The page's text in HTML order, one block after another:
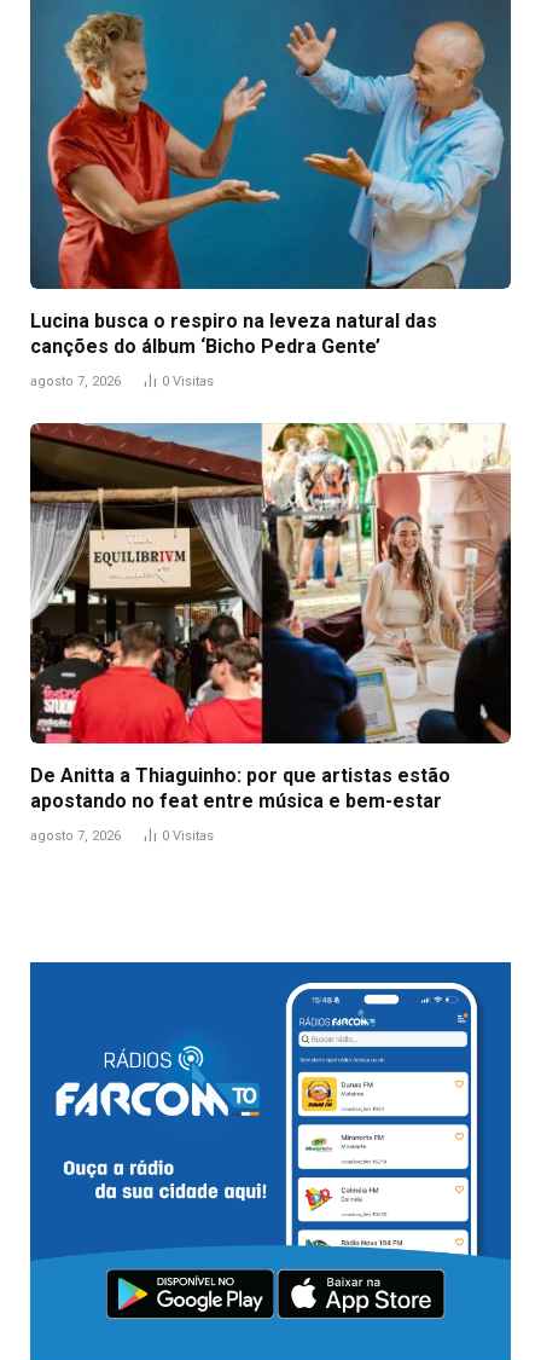
Lucina busca o respiro na leveza natural das
canções do álbum ‘Bicho Pedra Gente’
agosto 7, 2026 0 Visitas
De Anitta a Thiaguinho: por que artistas estão
apostando no feat entre música e bem-estar
agosto 7, 2026 0 Visitas